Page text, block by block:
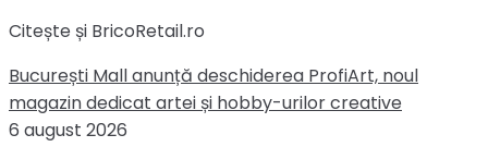
Citește și BricoRetail.ro
București Mall anunță deschiderea ProfiArt, noul
magazin dedicat artei și hobby-urilor creative
6 august 2026